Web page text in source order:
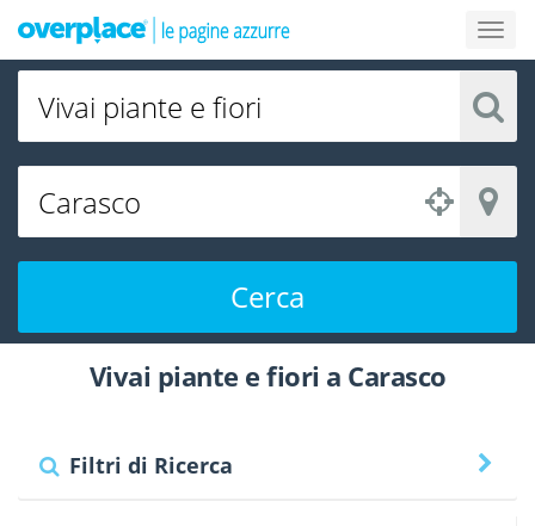
Cerca
Vivai piante e fiori a Carasco
Filtri di Ricerca